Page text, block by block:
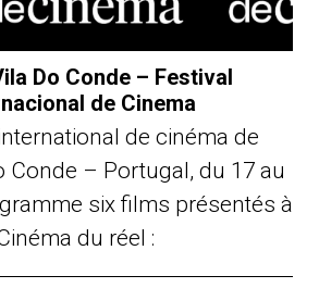
Do Conde – Festival
de Cinema
de cinéma de
Conde – Portugal, du 17 au
six films présentés à
du réel :